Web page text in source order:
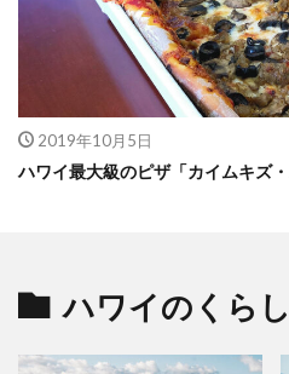
2019年10月5日
ハワイ最大級のピザ「カイムキズ
ハワイのくらし